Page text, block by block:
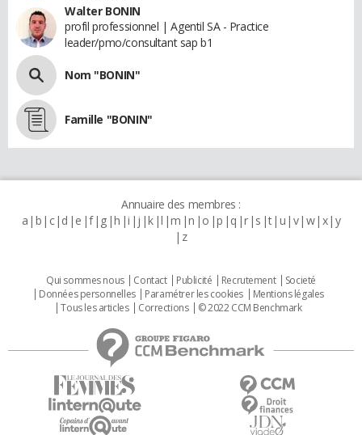
Walter BONIN
profil professionnel | Agentil SA - Practice
leader/pmo/consultant sap b1
Nom "BONIN"
Famille "BONIN"
Annuaire des membres :
a b c d e f g h i j k l m n o p q r s t u v w x y
z
Qui sommes nous Contact Publicité Recrutement
Societé
Données personnelles
Paramétrer les cookies
Mentions légales
Tous les articles
Corrections © 2022 CCM Benchmark